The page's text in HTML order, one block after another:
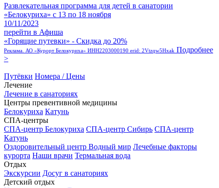
Развлекательная программа для детей в санатории
«Белокуриха» с 13 по 18 ноября
10/11/2023
перейти в Афиша
«Горящие путевки» - Скидка до 20%
Реклама. АО «Курорт Белокуриха» ИНН2203000190 erid: 2Vtzqw5Hxak Подробнее
>
Путёвки Номера / Цены
Лечение
Лечение в санаториях
Центры превентивной медицины
Белокуриха Катунь
СПА-центры
СПА-центр Белокуриха СПА-центр Сибирь СПА-центр
Катунь
Оздоровительный центр Водный мир Лечебные факторы
курорта Наши врачи Термальная вода
Отдых
Экскурсии Досуг в санаториях
Детский отдых